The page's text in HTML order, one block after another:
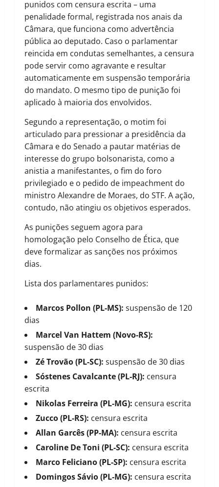
punidos com censura escrita – uma
penalidade formal, registrada nos anais da
Câmara, que funciona como advertência
pública ao deputado. Caso o parlamentar
reincida em condutas semelhantes, a censura
pode servir como agravante e resultar
automaticamente em suspensão temporária
do mandato. O mesmo tipo de punição foi
aplicado à maioria dos envolvidos.
Segundo a representação, o motim foi
articulado para pressionar a presidência da
Câmara e do Senado a pautar matérias de
interesse do grupo bolsonarista, como a
anistia a manifestantes, o fim do foro
privilegiado e o pedido de impeachment do
ministro Alexandre de Moraes, do STF. A ação,
contudo, não atingiu os objetivos esperados.
As punições seguem agora para
homologação pelo Conselho de Ética, que
deve formalizar as sanções nos próximos
dias.
Lista dos parlamentares punidos:
Marcos Pollon (PL-MS): suspensão de 120
dias
Marcel Van Hattem (Novo-RS):
suspensão de 30 dias
Zé Trovão (PL-SC): suspensão de 30 dias
Sóstenes Cavalcante (PL-RJ): censura
escrita
Nikolas Ferreira (PL-MG): censura escrita
Zucco (PL-RS): censura escrita
Allan Garcês (PP-MA): censura escrita
Caroline De Toni (PL-SC): censura escrita
Marco Feliciano (PL-SP): censura escrita
Domingos Sávio (PL-MG): censura escrita